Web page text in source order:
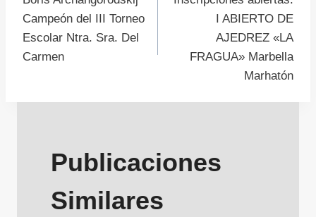
de
entradas
Campeón del III Torneo
Escolar Ntra. Sra. Del
Carmen
I ABIERTO DE
AJEDREZ «LA
FRAGUA» Marbella
Marhatón
Publicaciones
Similares